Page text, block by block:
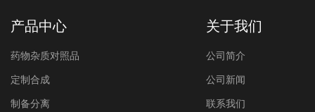
产品中心
药物杂质对照品
定制合成
制备分离
关于我们
公司简介
公司新闻
联系我们